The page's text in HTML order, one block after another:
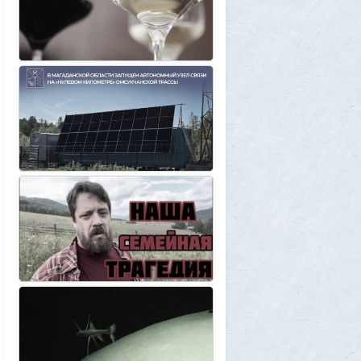
muskul
31 июля 2026, 08:53
Крузак на прокачку
Zmey
31 июля 2026, 08:02
«Жена присаживалась к детям и
тихонько говорила на русском»: как
латвиец переехал в Псковскую область
1
Ult
31 июля 2026, 01:06
Борис Вальехо написал последнюю
картину и уходит на покой
1
1GR 30 июля 2026, 18:12
Две девушки столкнулись с медведем на
туристической тропе у Магадана
1
1GR
30 июля 2026, 17:30
Что случилось?
Какая страна самая большая на каждом
континенте? В двух ответах ошибаются